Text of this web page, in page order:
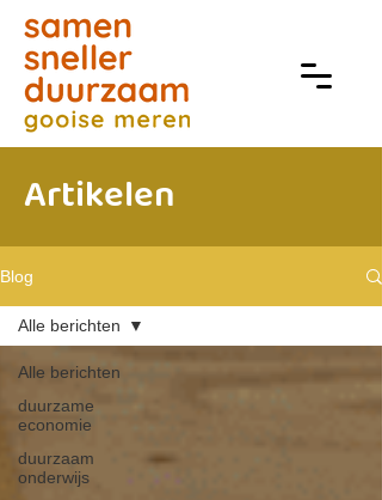
Artikelen
Blog
Alle berichten
duurzame
economie
duurzaam
onderwijs
Alle berichten